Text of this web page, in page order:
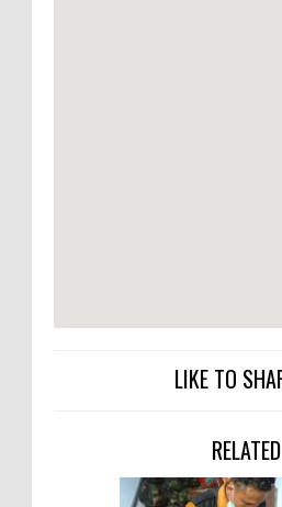
Kapolres
Bakti
LIKE TO
RELATED